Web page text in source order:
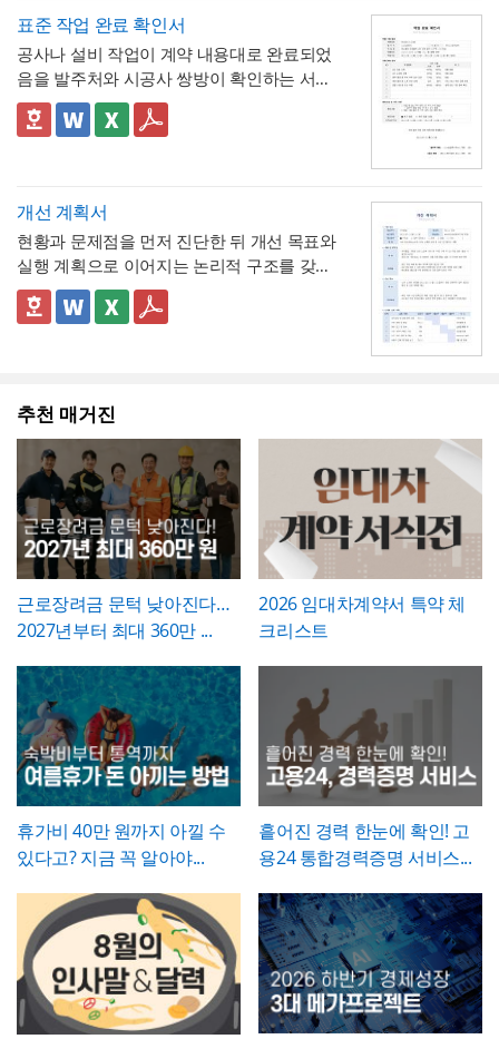
표에 제시된 환산 기준은 1일 8시간(주 40시
간) 근무를 전제로 한 것이므로,소정근로시간
이 다른 사업장이라면 이 기준을 그대로 적용
하지 않도록 유의
해야 합니다. 예를 들어 소정
근로시간이 7시간인 사업장이라면 1시간당
연차 환산 비율이 0.125일이 아닌 약 0.143일
을 기준으로 별도의 환산표를 마련해두는 것
이 정확합니다. 또한 법정 연차휴가는 원칙적
으로 1일 단위 사용이 기본이며, 시간단위 사
용은 법적 의무사항이 아니라 회사가 취업규
칙 등을 통해 자율적으로 도입하는 제도이므
한눈에 확인할 수 있도록 함
2. "급여 지급여부 : 무급(급여 미지급)"이라는
항목을 별도로 명시해, 이 휴직이 유급이 아닌
무급으로 처리되었음을 문서상 명확히 못박
음
3. "회사 내부 규정에 따른 휴직 기준이 적용
되었음을 확인한다"는 문구로, 이 무급휴직이
임의가 아니라 회사의 정식 내부 규정 절차를
거쳐 승인·실시되었음을 명시
4. 확인자(경영지원팀 담당자)의 서명과 회사
직인으로 마무리해, 근로자가 이 문서를 대외
무급휴직 확인서는
히 계산해 기재하는 것이 가장 중요합니다. 휴
직 시작일과 종료일을 실제 승인된 휴직원 내
용과 정확히 대조하고, 총 휴직일수는 달력상
실제 일수를 정확히 세어 기재해야 이후 급여
나 4대보험 정산 시 오류가 발생하지 않습니
정" 등 적정 수준으로 기재하는 것이 일반적이
며, 필요한 경우에만 구체적인 사유를 명시하
는 것이 좋습니다. 이 확인서를 발급한 이후에
는 반드시 4대보험 관련 신고(납부예외 신청
등)가 함께 이루어졌는지 확인하고, 급여대장
에도 해당 기간이 무급으로 정확히 반영되었
는지 재차 점검하시기 바랍니다.
표준 작업 완료 확인서
공사나 설비 작업이 계약 내용대로 완료되었
음을 발주처와 시공사 쌍방이 확인하는 서식
입니다. 작업항목별로 계획 수량과 완료 수량
을 나란히 대조하고, 하자 여부와 하자보증기
증할 수 있는 것이 특징입니다.
✅ 계획 대비 완료 수량 검증 및 하자 확인 관
다면 반드시 비고란에 그 사유(예 : 설계 변경,
현장 여건상 수량 조정 등)를 구체적으로 기재
해야 하며, 임의로 수량을 맞춰 기재하는 일이
없도록 해야 합니다. 하자여부를 "하자 없
음"으로 확인하는 경우에도 하자보증기간 내
에 새로운 하자가 발견될 수 있으므로, 이 확
💡 작성 팁
작업 완료 확인서는계획과 완료의 정확한 대
조가 가장 중요 하므로, 현장 실사를 통해 실제
완료된 개소·수량을 정확히 확인한 뒤 계획 수
수량 차이가 발생했는지 근거를 확인할 수 있
도록 하는 것이 중요합니다. 특이사항란에는
작업 중 발견된 예상치 못한 사항(부식, 노후
배선 등)과 그에 대한 처리 결과를 함께 기록
해, 계약 범위를 벗어난 추가 작업이 있었다면
그 사실과 처리 근거를 명확히 남겨두시기 바
랍니다. 하자여부는 실제 현장 점검 결과에 따
라 정확히 체크하고, 하자가 있는 경우에는 내
용을 구체적으로 기재해 향후 보수 책임의 근
거로 삼을 수 있도록 하는 것이 좋습니다. 마
지막으로 발주처와 시공사 양측의 서명은 실
제 현장 검수에 참여한 담당자가 직접 하도록
하여, 이 확인서가 형식적 서류가 아니라 실질
적인 검증을 거친 문서로서의 효력을 갖도록
관리하시기 바랍니다.
개선 계획서
현황과 문제점을 먼저 진단한 뒤 개선 목표와
실행 계획으로 이어지는 논리적 구조를 갖춘
업무 개선 보고서입니다. 개선분야를 IT·전산,
업무 프로세스, 안전, 품질 등으로 체크박스
👔 이 서식의 구성 특징
가능
나누어 구성해, 단순 현상 나열이 아니라
개선이 필요한지 논리적 인과관계를 명확히
제시
- 개선 목표와 기대효과를 구분해, 무엇을 이
룰 것인지(목표)와 그 결과 무엇이 좋아지는지
(효과)를 별도로 서술함으로써 보고받는 결재
권자가투자 대비 효과를 판단하기 쉽도록 구
성
- 단계별 실행 계획표에 담당자와 주차별 일정
(0월0주~0월0주)을 매트릭스 형태로 배치해,
각 실행 단계가 언제 진행되는지
간트차트처
럼 시각적으로 확인가능
- 예산(안)을 부가세 포함 금액으로 상단에 명
시해, 개선 계획의 실행 가능성을
예산 규모
측면에서도 함께 검토할 수 있도록 함
💡 작성 팁
개선 계획서는현황과 문제점을 최대한 구체
니다. "노후화되었다", "느리다"처럼 막연한
표현 대신 실제 사용연수, 장애 발생 빈도, 소
요 시간 등 정량적 근거를 제시하면 개선의 필
요성이 훨씬 명확하게 전달됩니다. 개선 목표
는 문제점에서 언급한 리스크가 해소되는 방
향으로 구체적으로 서술하고, 기대효과는 가
능한 한 수치화(업무시간 단축 몇 시간, 만족
도 개선 등)해 목표와의 인과관계가 드러나도
추천 매거진
근로장려금 문턱 낮아진다…
2027년부터 최대 360만 ...
2026 임대차계약서 특약 체
크리스트
휴가비 40만 원까지 아낄 수
있다고? 지금 꼭 알아야...
흩어진 경력 한눈에 확인! 고
용24 통합경력증명 서비스...